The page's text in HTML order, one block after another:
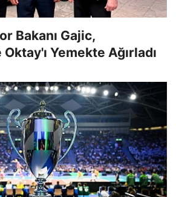
Bakanı Gajic,
Yemekte Ağırladı